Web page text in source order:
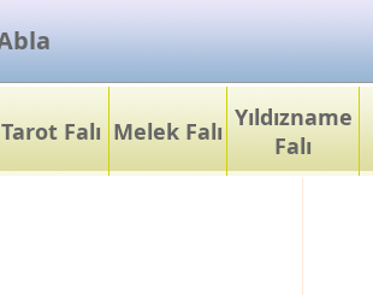
Tarot Falı Melek Falı Yıldızname
Falı